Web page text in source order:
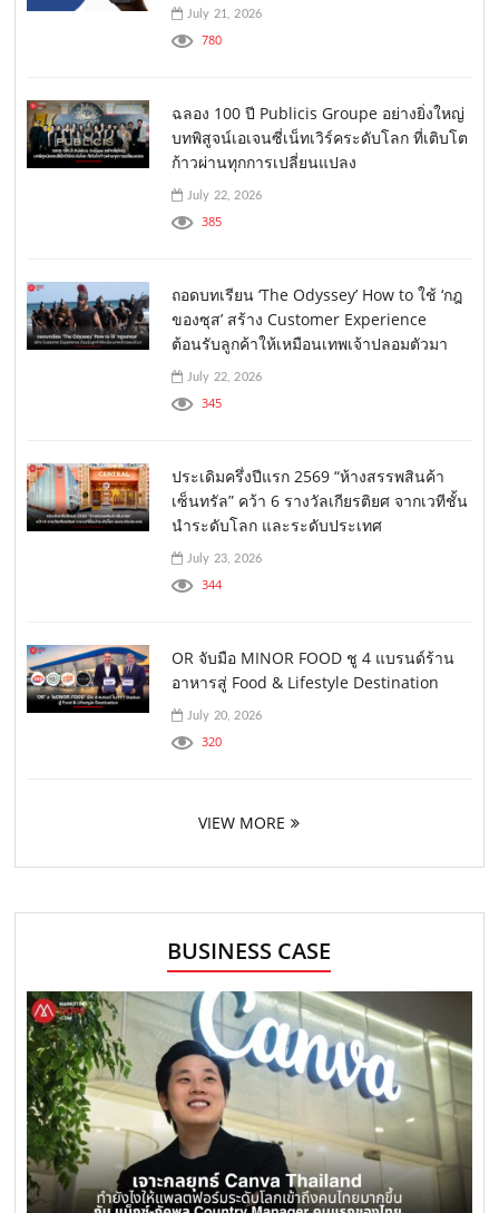
July 21, 2026
780
ฉลอง 100 ปี Publicis Groupe อย่างยิ่งใหญ่
บทพิสูจน์เอเจนซี่เน็ทเวิร์คระดับโลก ที่เติบโต
ก้าวผ่านทุกการเปลี่ยนแปลง
July 22, 2026
385
ถอดบทเรียน ‘The Odyssey’ How to ใช้ ‘กฎ
ของซุส’ สร้าง Customer Experience
ต้อนรับลูกค้าให้เหมือนเทพเจ้าปลอมตัวมา
July 22, 2026
345
ประเดิมครึ่งปีแรก 2569 “ห้างสรรพสินค้า
เซ็นทรัล” คว้า 6 รางวัลเกียรติยศ จากเวทีชั้น
นำระดับโลก และระดับประเทศ
July 23, 2026
344
OR จับมือ MINOR FOOD ชู 4 แบรนด์ร้าน
อาหารสู่ Food & Lifestyle Destination
July 20, 2026
320
VIEW MORE
BUSINESS CASE